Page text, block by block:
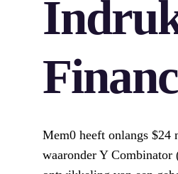
Mem0 heeft onlangs $24
waaronder Y